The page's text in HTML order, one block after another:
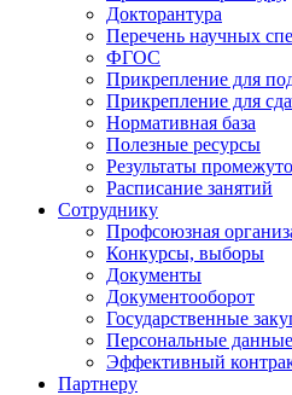
Докторантура
Перечень научных
ФГОС
Прикрепление для
Прикрепление для
Нормативная база
Полезные ресурсы
Результаты
Расписание занятий
Сотруднику
Профсоюзная
Конкурсы, выборы
Документы
Документооборот
Государственные
Персональные данные
Эффективный
Партнеру